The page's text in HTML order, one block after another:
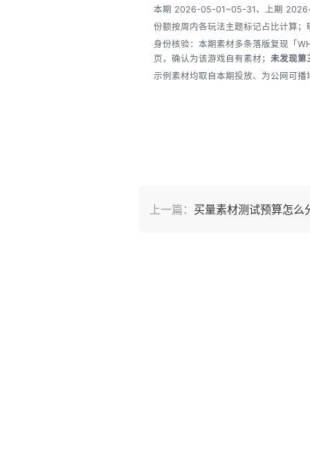
本期 2026-05-01~05-31、上期
份额按周内各玩法主题标记占比计算
身份核验：本期素材多条落版复现「
页，确认为该游戏自有素材； 未发现第
示例素材均取自本期投放、为公网可
上一篇：